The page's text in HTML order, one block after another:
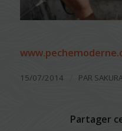
15/07/2014 PAR
Partager